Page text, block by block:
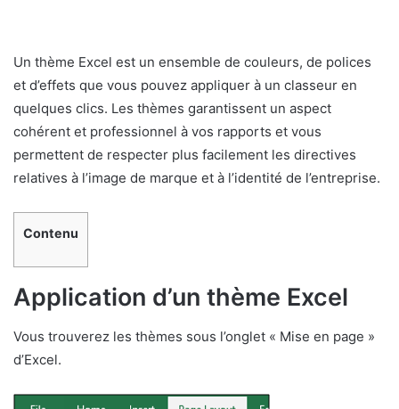
Un thème Excel est un ensemble de couleurs, de polices
et d’effets que vous pouvez appliquer à un classeur en
quelques clics. Les thèmes garantissent un aspect
cohérent et professionnel à vos rapports et vous
permettent de respecter plus facilement les directives
relatives à l’image de marque et à l’identité de l’entreprise.
Contenu
Application d’un thème Excel
Vous trouverez les thèmes sous l’onglet « Mise en page »
d’Excel.